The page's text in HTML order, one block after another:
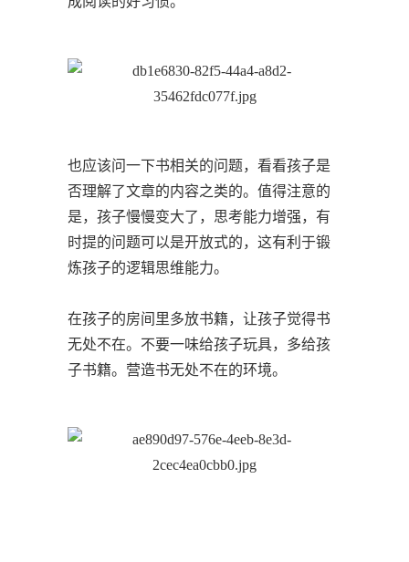
也应该问一下书相关的问题，看看孩子是
否理解了文章的内容之类的。值得注意的
是，孩子慢慢变大了，思考能力增强，有
时提的问题可以是开放式的，这有利于锻
炼孩子的逻辑思维能力。
在孩子的房间里多放书籍，让孩子觉得书
无处不在。不要一味给孩子玩具，多给孩
子书籍。营造书无处不在的环境。